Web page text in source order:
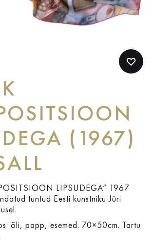
(1967)
LIPSUDEGA” 1967
tuntud Eesti kunstniku Jüri
õli, papp, esemed. 70×50cm. Tartu